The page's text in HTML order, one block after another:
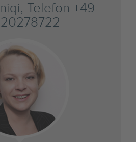
Telefon +49
20278722